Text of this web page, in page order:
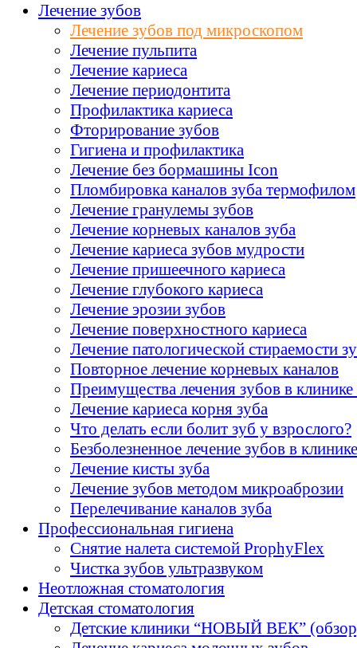
Лечение зубов
Лечение зубов под микроскопом
Лечение пульпита
Лечение кариеса
Лечение периодонтита
Профилактика кариеса
Фторирование зубов
Гигиена и профилактика
Лечение без бормашины Icon
Пломбировка каналов зуба термофилом
Лечение гранулемы зубов
Лечение корневых каналов зуба
Лечение кариеса зубов мудрости
Лечение пришеечного кариеса
Лечение глубокого кариеса
Лечение эрозии зубов
Лечение поверхностного кариеса
Лечение патологической стираемости
Повторное лечение корневых каналов
Преимущества лечения зубов в
Лечение кариеса корня зуба
Что делать если болит зуб у взрослого?
Безболезненное лечение зубов в
Лечение кисты зуба
Лечение зубов методом микроаброзии
Перелечивание каналов зуба
Профессиональная гигиена
Снятие налета системой ProphyFlex
Чистка зубов ультразвуком
Неотложная стоматология
Детская стоматология
Детские клиники “НОВЫЙ ВЕК”